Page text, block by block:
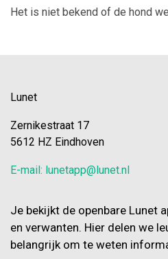
Het is niet bekend of de hond
Lunet
Zernikestraat 17
5612 HZ Eindhoven
E-mail: lunetapp@lunet.nl
Je bekijkt de openbare Lunet
en verwanten. Hier delen we
belangrijk om te weten